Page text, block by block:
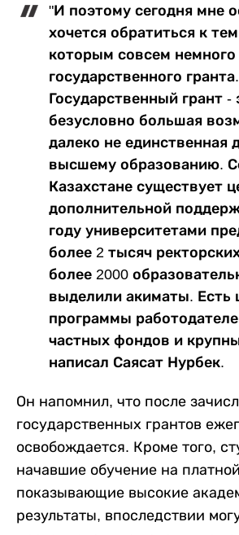
"И поэтому сегодня мне
хочется обратиться к
которым совсем немного
государственного гранта.
Государственный грант -
безусловно большая
далеко не единственная
высшему образованию.
Казахстане существует
дополнительной
году университетами
более 2 тысяч
более 2000
выделили акиматы. Есть
программы
частных фондов и
написал Саясат Нурбек.
Он напомнил, что после
государственных грантов
освобождается. Кроме того,
начавшие обучение на
показывающие высокие
результаты, впоследствии